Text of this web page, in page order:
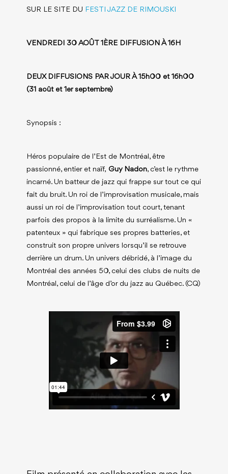
SUR LE SITE DU FESTI JAZZ DE RIMOUSKI
VENDREDI 30 AOÛT 1ÈRE DIFFUSION À 16H
DEUX DIFFUSIONS PAR JOUR À 15h00 et 16h00
(31 août et 1er septembre)
Synopsis :
Héros populaire de l’Est de Montréal, être
passionné, entier et naïf, Guy Nadon, c’est le rythme
incarné. Un batteur de jazz qui frappe sur tout ce qui
fait du bruit. Un roi de l’improvisation musicale, mais
aussi un roi de l’improvisation tout court, tenant
parfois des propos à la limite du surréalisme. Un «
patenteux » qui fabrique ses propres batteries, et
construit son propre univers lorsqu’il se retrouve
derrière un drum. Un univers débridé, à l’image du
Montréal des années 50, celui des clubs de nuits de
Montréal, celui de l’âge d’or du jazz au Québec. (CQ)